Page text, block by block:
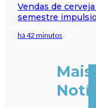
Vendas de cerveja
semestre
há 42 minutos
Mais